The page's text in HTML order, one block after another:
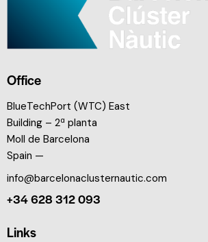
Office
BlueTechPort (WTC) East
Building – 2ª planta
Moll de Barcelona
Spain —
info@barcelonaclusternautic.com
+34 628 312 093
Links